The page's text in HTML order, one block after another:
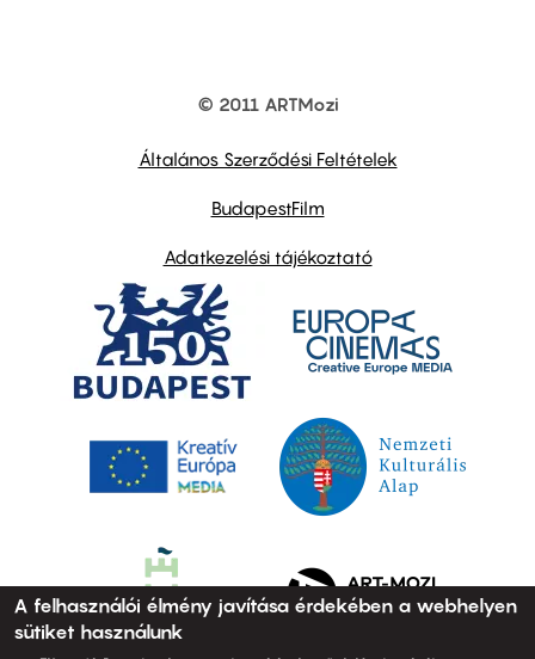
© 2011 ARTMozi
Általános Szerződési Feltételek
BudapestFilm
Adatkezelési tájékoztató
A felhasználói élmény javítása érdekében a webhelyen
sütiket használunk